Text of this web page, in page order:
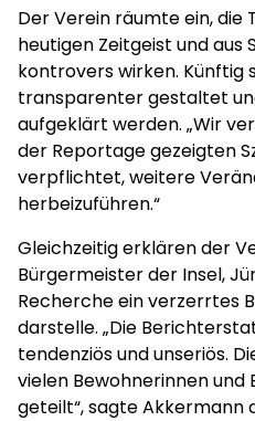
Der Verein räumte ein, die
heutigen Zeitgeist und aus
kontrovers wirken. Künftig
transparenter gestaltet
aufgeklärt werden. „Wir
der Reportage gezeigten
verpflichtet, weitere
herbeizuführen.“
Gleichzeitig erklären der
Bürgermeister der Insel,
Recherche ein verzerrtes
darstelle. „Die
tendenziös und unseriös.
vielen Bewohnerinnen und
geteilt“, sagte Akkermann